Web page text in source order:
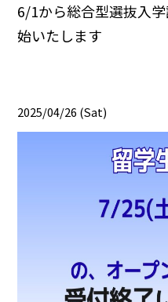
6/1から総合型選抜入
始いたします
2025/04/26 (Sat)